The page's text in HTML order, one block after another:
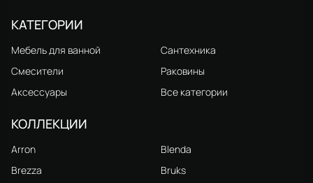
КАТЕГОРИИ
Мебель для ванной
Сантехника
Смесители
Раковины
Аксессуары
Все категории
КОЛЛЕКЦИИ
Arron
Blenda
Brezza
Bruks